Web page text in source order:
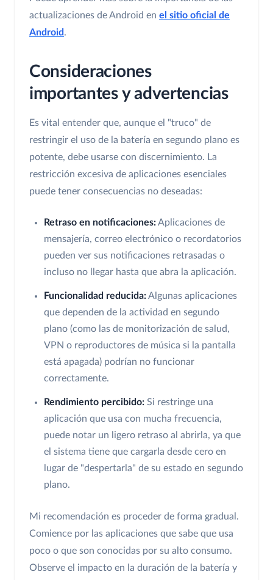
actualizaciones de Android en el sitio oficial de
Android .
Consideraciones
importantes y advertencias
Es vital entender que, aunque el "truco" de
restringir el uso de la batería en segundo plano es
potente, debe usarse con discernimiento. La
restricción excesiva de aplicaciones esenciales
puede tener consecuencias no deseadas:
Retraso en notificaciones:Aplicaciones de
mensajería, correo electrónico o recordatorios
pueden ver sus notificaciones retrasadas o
incluso no llegar hasta que abra la aplicación.
Funcionalidad reducida:Algunas aplicaciones
que dependen de la actividad en segundo
plano (como las de monitorización de salud,
VPN o reproductores de música si la pantalla
está apagada) podrían no funcionar
correctamente.
Rendimiento percibido: Si restringe una
aplicación que usa con mucha frecuencia,
puede notar un ligero retraso al abrirla, ya que
el sistema tiene que cargarla desde cero en
lugar de "despertarla" de su estado en segundo
plano.
Mi recomendación es proceder de forma gradual.
Comience por las aplicaciones que sabe que usa
poco o que son conocidas por su alto consumo.
Observe el impacto en la duración de la batería y